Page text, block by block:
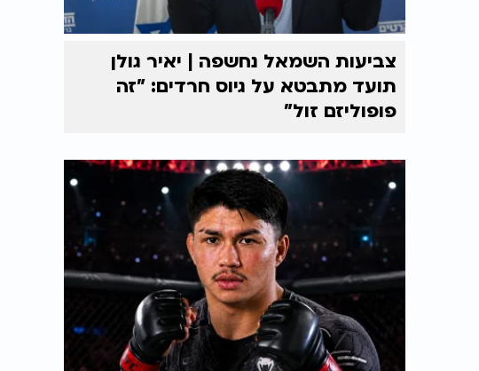
צביעות השמאל נחשפה | יאיר גולן
תועד מתבטא על גיוס חרדים: "זה
פופוליזם זול"